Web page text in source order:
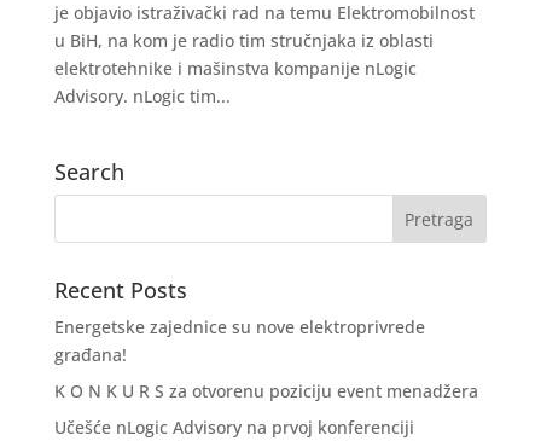
je objavio istraživački rad na temu Elektromobilnost
u BiH, na kom je radio tim stručnjaka iz oblasti
elektrotehnike i mašinstva kompanije nLogic
Advisory. nLogic tim...
Search
Recent Posts
Energetske zajednice su nove elektroprivrede
građana!
K O N K U R S za otvorenu poziciju event menadžera
Učešće nLogic Advisory na prvoj konferenciji